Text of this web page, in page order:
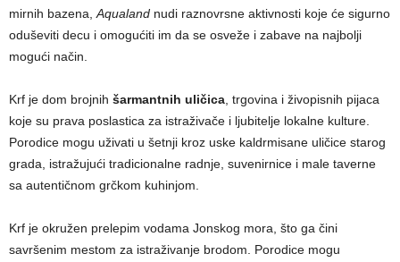
mirnih bazena, Aqualand nudi raznovrsne aktivnosti koje će sigurno
oduševiti decu i omogućiti im da se osveže i zabave na najbolji
mogući način.
Krf je dom brojnih šarmantnih uličica , trgovina i živopisnih pijaca
koje su prava poslastica za istraživače i ljubitelje lokalne kulture.
Porodice mogu uživati u šetnji kroz uske kaldrmisane uličice starog
grada, istražujući tradicionalne radnje, suvenirnice i male taverne
sa autentičnom grčkom kuhinjom.
Krf je okružen prelepim vodama Jonskog mora, što ga čini
savršenim mestom za istraživanje brodom. Porodice mogu